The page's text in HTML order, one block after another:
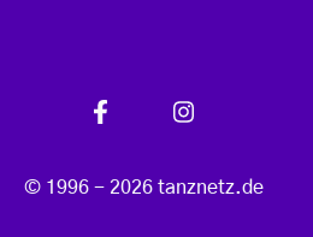
© 1996 - 2026 tanznetz.de